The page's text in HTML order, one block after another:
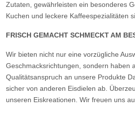
Zutaten, gewährleisten ein besonderes
Kuchen und leckere Kaffeespezialitäten
FRISCH GEMACHT SCHMECKT AM
Wir bieten nicht nur eine vorzügliche
Geschmacksrichtungen, sondern haben
Qualitätsanspruch an unsere Produkte
sicher von anderen Eisdielen ab.
unseren Eiskreationen. Wir freuen uns